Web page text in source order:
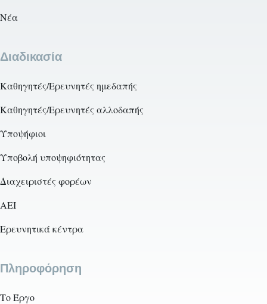
Νέα
Διαδικασία
Καθηγητές/Ερευνητές ημεδαπής
Καθηγητές/Ερευνητές αλλοδαπής
Υποψήφιοι
Υποβολή υποψηφιότητας
Διαχειριστές φορέων
AEI
Ερευνητικά κέντρα
Πληροφόρηση
Το Έργο